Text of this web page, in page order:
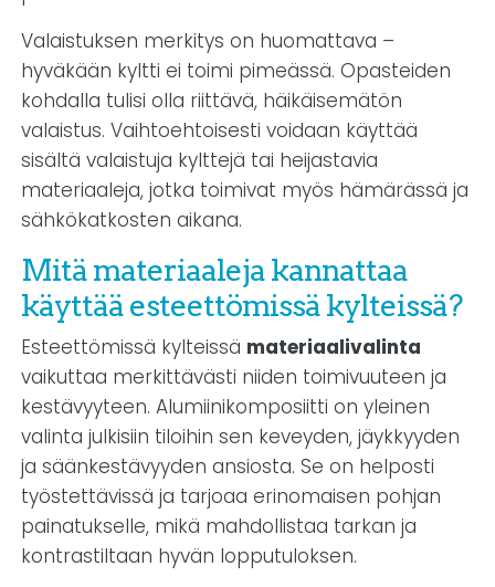
Valaistuksen merkitys on huomattava –
hyväkään kyltti ei toimi pimeässä. Opasteiden
kohdalla tulisi olla riittävä, häikäisemätön
valaistus. Vaihtoehtoisesti voidaan käyttää
sisältä valaistuja kylttejä tai heijastavia
materiaaleja, jotka toimivat myös hämärässä ja
sähkökatkosten aikana.
Mitä materiaaleja kannattaa
käyttää esteettömissä kylteissä?
Esteettömissä kylteissä materiaalivalinta
vaikuttaa merkittävästi niiden toimivuuteen ja
kestävyyteen. Alumiinikomposiitti on yleinen
valinta julkisiin tiloihin sen keveyden, jäykkyyden
ja säänkestävyyden ansiosta. Se on helposti
työstettävissä ja tarjoaa erinomaisen pohjan
painatukselle, mikä mahdollistaa tarkan ja
kontrastiltaan hyvän lopputuloksen.